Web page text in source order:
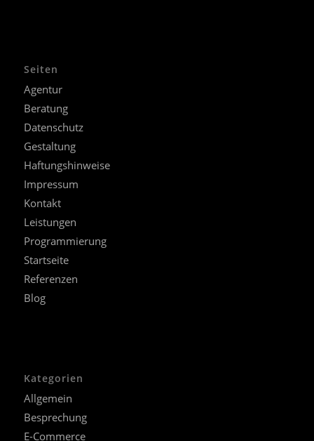
Seiten
Agentur
Beratung
Datenschutz
Gestaltung
Haftungshinweise
Impressum
Kontakt
Leistungen
Programmierung
Startseite
Referenzen
Blog
Kategorien
Allgemein
Besprechung
E-Commerce